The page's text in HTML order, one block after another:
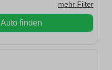
mehr Filter
Auto finden